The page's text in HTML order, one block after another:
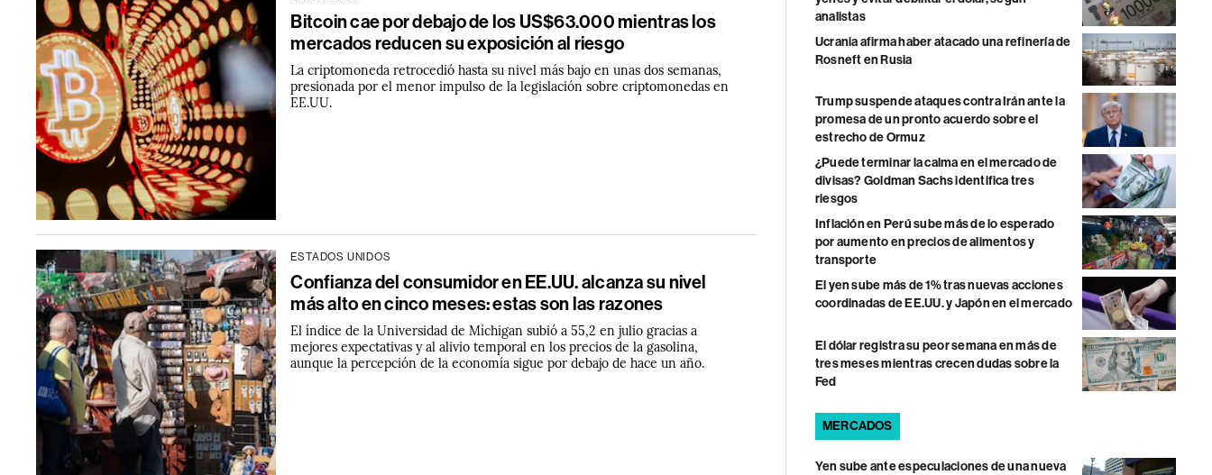
Bitcoin cae por debajo de los US$63.000 mientras los
mercados reducen su exposición al riesgo
La criptomoneda retrocedió hasta su nivel más bajo en unas dos semanas,
presionada por el menor impulso de la legislación sobre criptomonedas en
EE.UU.
ESTADOS UNIDOS
Confianza del consumidor en EE.UU. alcanza su nivel
más alto en cinco meses: estas son las razones
El índice de la Universidad de Míchigan subió a 55,2 en julio gracias a
mejores expectativas y al alivio temporal en los precios de la gasolina,
aunque la percepción de la economía sigue por debajo de hace un año.
analistas
Ucrania afirma haber atacado una refinería de
Rosneft en Rusia
Trump suspende ataques contra Irán ante la
promesa de un pronto acuerdo sobre el
estrecho de Ormuz
¿Puede terminar la calma en el mercado de
divisas? Goldman Sachs identifica tres
riesgos
Inflación en Perú sube más de lo esperado
por aumento en precios de alimentos y
transporte
El yen sube más de 1% tras nuevas acciones
coordinadas de EE.UU. y Japón en el mercado
El dólar registra su peor semana en más de
tres meses mientras crecen dudas sobre la
Fed
MERCADOS
Yen sube ante especulaciones de una nueva